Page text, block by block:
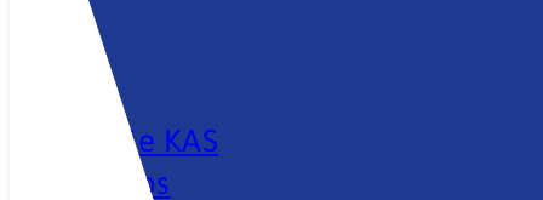
Die KAS
Jobs